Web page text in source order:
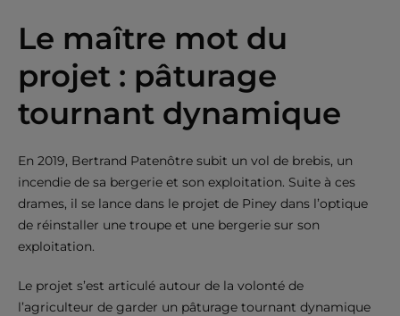
Le maître mot du
projet : pâturage
tournant dynamique
En 2019, Bertrand Patenôtre subit un vol de brebis, un
incendie de sa bergerie et son exploitation. Suite à ces
drames, il se lance dans le projet de Piney dans l’optique
de réinstaller une troupe et une bergerie sur son
exploitation.
Le projet s’est articulé autour de la volonté de
l’agriculteur de garder un pâturage tournant dynamique